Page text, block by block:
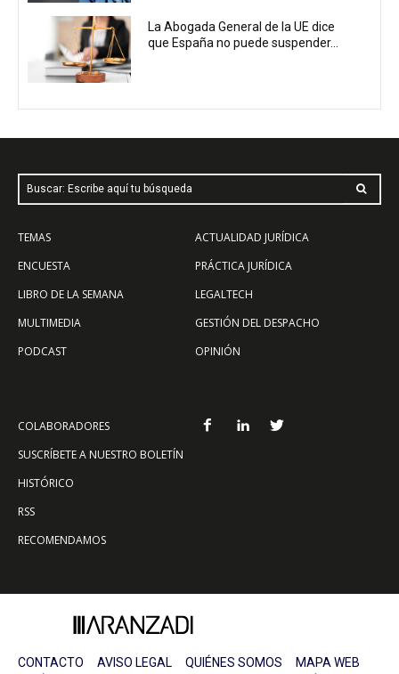
La Abogada General de la UE dice
que España no puede suspender...
Buscar: Escribe aquí tu búsqueda
TEMAS
ENCUESTA
LIBRO DE LA SEMANA
MULTIMEDIA
PODCAST
ACTUALIDAD JURÍDICA
PRÁCTICA JURÍDICA
LEGALTECH
GESTIÓN DEL DESPACHO
OPINIÓN
COLABORADORES
SUSCRÍBETE A NUESTRO BOLETÍN
HISTÓRICO
RSS
RECOMENDAMOS
CONTACTO AVISO LEGAL QUIÉNES SOMOS
MAPA WEB